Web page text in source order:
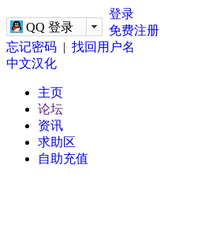
QQ 登录
登录
免费注册
忘记密码 | 找回用户名
中文汉化
主页
论坛
资讯
求助区
自助充值